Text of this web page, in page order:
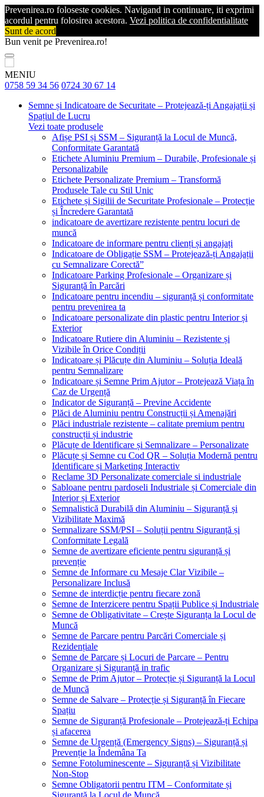
Prevenirea.ro foloseste cookies. Navigand in continuare, iti exprimi
acordul pentru folosirea acestora. Vezi politica de confidentialitate
Sunt de acord
Bun venit pe Prevenirea.ro!
MENIU
0758 59 34 56 0724 30 67 14
Semne și Indicatoare de Securitate – Protejează-ți Angajații și
Spațiul de Lucru
Vezi toate produsele
Afișe PSI și SSM – Siguranță la Locul de Muncă,
Conformitate Garantată
Etichete Aluminiu Premium – Durabile, Profesionale și
Personalizabile
Etichete Personalizate Premium – Transformă
Produsele Tale cu Stil Unic
Etichete și Sigilii de Securitate Profesionale – Protecție
și Încredere Garantată
indicatoare de avertizare rezistente pentru locuri de
muncă
Indicatoare de informare pentru clienți și angajați
Indicatoare de Obligație SSM – Protejează-ți Angajații
cu Semnalizare Corectă”
Indicatoare Parking Profesionale – Organizare și
Siguranță în Parcări
Indicatoare pentru incendiu – siguranță și conformitate
pentru prevenirea ta
Indicatoare personalizate din plastic pentru Interior și
Exterior
Indicatoare Rutiere din Aluminiu – Rezistente și
Vizibile în Orice Condiții
Indicatoare și Plăcuțe din Aluminiu – Soluția Ideală
pentru Semnalizare
Indicatoare și Semne Prim Ajutor – Protejează Viața în
Caz de Urgență
Indicator de Siguranță – Previne Accidente
Plăci de Aluminiu pentru Construcții și Amenajări
Plăci industriale rezistente – calitate premium pentru
construcții și industrie
Plăcuțe de Identificare și Semnalizare – Personalizate
Plăcuțe și Semne cu Cod QR – Soluția Modernă pentru
Identificare și Marketing Interactiv
Reclame 3D Personalizate comerciale si industriale
Sabloane pentru pardoseli Industriale și Comerciale din
Interior și Exterior
Semnalistică Durabilă din Aluminiu – Siguranță și
Vizibilitate Maximă
Semnalizare SSM/PSI – Soluții pentru Siguranță și
Conformitate Legală
Semne de avertizare eficiente pentru siguranță și
prevenție
Semne de Informare cu Mesaje Clar Vizibile –
Personalizare Inclusă
Semne de interdicție pentru fiecare zonă
Semne de Interzicere pentru Spații Publice și Industriale
Semne de Obligativitate – Crește Siguranța la Locul de
Muncă
Semne de Parcare pentru Parcări Comerciale și
Rezidențiale
Semne de Parcare și Locuri de Parcare – Pentru
Organizare și Siguranță in trafic
Semne de Prim Ajutor – Protecție și Siguranță la Locul
de Muncă
Semne de Salvare – Protecție și Siguranță în Fiecare
Spațiu
Semne de Siguranță Profesionale – Protejează-ți Echipa
și afacerea
Semne de Urgență (Emergency Signs) – Siguranță și
Prevenție la Îndemâna Ta
Semne Fotoluminescente – Siguranță și Vizibilitate
Non-Stop
Semne Obligatorii pentru ITM – Conformitate și
Siguranță la Locul de Muncă